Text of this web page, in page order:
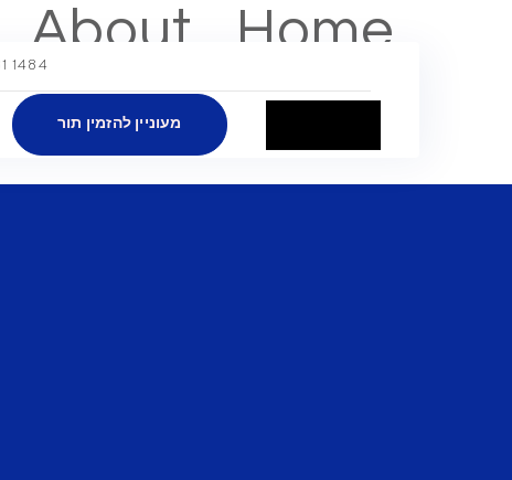
1484 Point Street, chicago, IL 60631
מעוניין להזמין תור
Home
About
Contact